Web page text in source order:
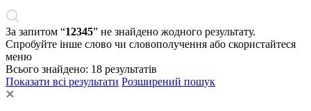
За запитом “12345” не знайдено жодного результату.
Спробуйте інше слово чи словополучення або скористайтеся
меню
Всього знайдено: 18 результатів
Показати всі результати Розширений пошук